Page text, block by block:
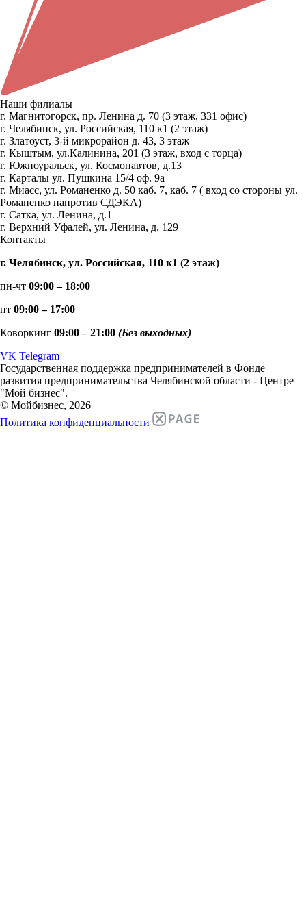
Наши филиалы
г. Магнитогорск, пр. Ленина д. 70 (3 этаж, 331 офис)
г. Челябинск, ул. Российская, 110 к1 (2 этаж)
г. Златоуст, 3-й микрорайон д. 43, 3 этаж
г. Кыштым, ул.Калинина, 201 (3 этаж, вход с торца)
г. Южноуральск, ул. Космонавтов, д.13
г. Карталы ул. Пушкина 15/4 оф. 9а
г. Миасс, ул. Романенко д. 50 каб. 7, каб. 7 ( вход со стороны ул.
Романенко напротив СДЭКА)
г. Сатка, ул. Ленина, д.1
г. Верхний Уфалей, ул. Ленина, д. 129
Контакты
г. Челябинск, ул. Российская, 110 к1 (2 этаж)
пн-чт 09:00 – 18:00
пт 09:00 – 17:00
Коворкинг 09:00 – 21:00 (Без выходных)
VK Telegram
Государственная поддержка предпринимателей в Фонде
развития предпринимательства Челябинской области - Центре
"Мой бизнес".
© Мойбизнес, 2026
Политика конфиденциальности